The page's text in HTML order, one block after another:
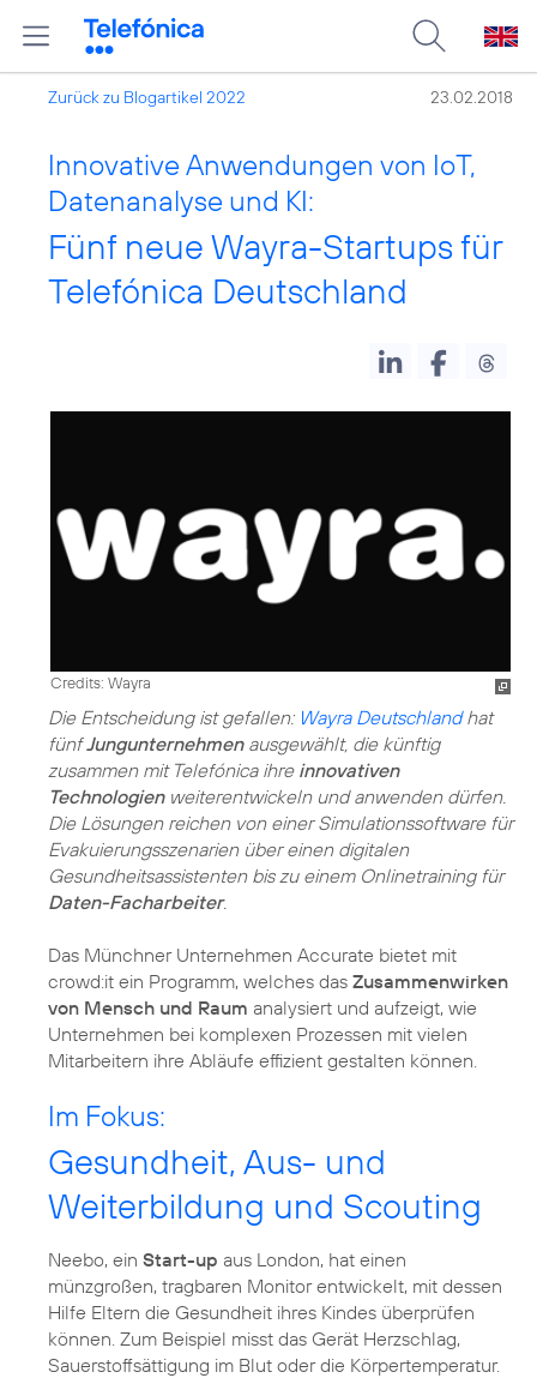
Zurück zu Blogartikel 2022 23.02.2018
Innovative Anwendungen von IoT,
Datenanalyse und KI:
Fünf neue Wayra-Startups für
Telefónica Deutschland
Credits: Wayra
Die Entscheidung ist gefallen: Wayra Deutschlandhat
fünfJungunternehmenausgewählt, die künftig
zusammen mit Telefónica ihre innovativen
Technologienweiterentwickeln und anwenden dürfen.
Die Lösungen reichen von einer Simulationssoftware für
Evakuierungsszenarien über einen digitalen
Gesundheitsassistenten bis zu einem Onlinetraining für
Daten-Facharbeiter.
Das Münchner Unternehmen Accurate bietet mit
crowd:it ein Programm, welches das Zusammenwirken
von Mensch und Raum analysiert und aufzeigt, wie
Unternehmen bei komplexen Prozessen mit vielen
Mitarbeitern ihre Abläufe effizient gestalten können.
Im Fokus:
Gesundheit, Aus- und
Weiterbildung und Scouting
Neebo, ein Start-up aus London, hat einen
münzgroßen, tragbaren Monitor entwickelt, mit dessen
Hilfe Eltern die Gesundheit ihres Kindes überprüfen
können. Zum Beispiel misst das Gerät Herzschlag,
Sauerstoffsättigung im Blut oder die Körpertemperatur.